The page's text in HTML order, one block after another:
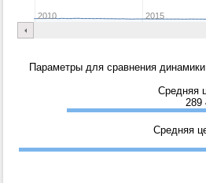
2010 2015
Параметры для сравнения
Средняя
289
Средняя